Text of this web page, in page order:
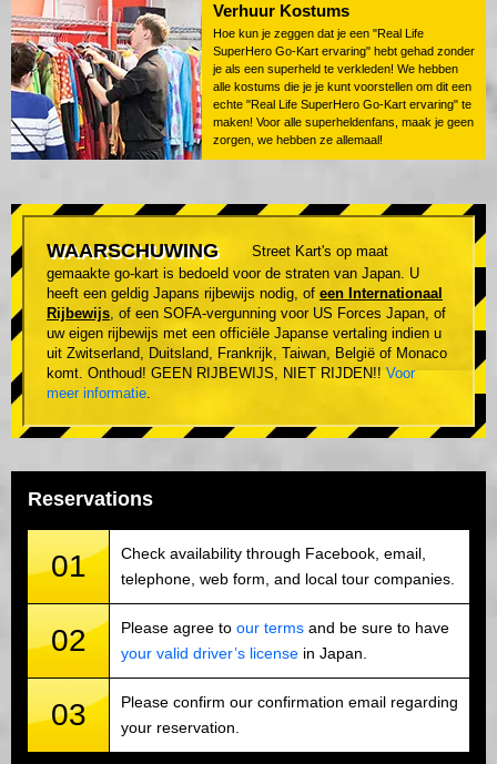
Verhuur Kostums
Hoe kun je zeggen dat je een "Real Life
SuperHero Go-Kart ervaring" hebt gehad zonder
je als een superheld te verkleden! We hebben
alle kostums die je je kunt voorstellen om dit een
echte "Real Life SuperHero Go-Kart ervaring" te
maken! Voor alle superheldenfans, maak je geen
zorgen, we hebben ze allemaal!
WAARSCHUWING
Street Kart's op maat
gemaakte go-kart is bedoeld voor de straten van Japan. U
heeft een geldig Japans rijbewijs nodig, of een Internationaal
Rijbewijs, of een SOFA-vergunning voor US Forces Japan, of
uw eigen rijbewijs met een officiële Japanse vertaling indien u
uit Zwitserland, Duitsland, Frankrijk, Taiwan, België of Monaco
komt. Onthoud! GEEN RIJBEWIJS, NIET RIJDEN!! Voor
meer informatie.
Reservations
01
Check availability through Facebook, email,
telephone, web form, and local tour companies.
02 Please agree to our terms and be sure to have
your valid driver’s license in Japan.
03
Please confirm our confirmation email regarding
your reservation.